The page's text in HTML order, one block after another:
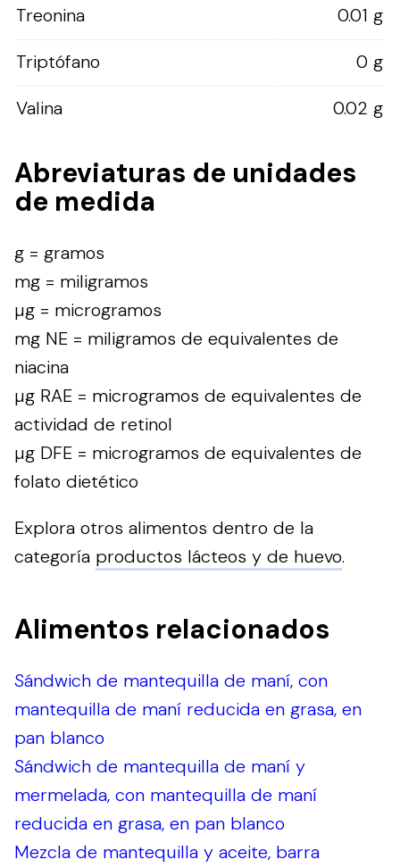
Treonina
0.01 g
Triptófano
0 g
Valina
0.02 g
Abreviaturas de unidades
de medida
g = gramos
mg = miligramos
µg = microgramos
mg NE = miligramos de equivalentes de
niacina
µg RAE = microgramos de equivalentes de
actividad de retinol
µg DFE = microgramos de equivalentes de
folato dietético
Explora otros alimentos dentro de la
categoría productos lácteos y de huevo.
Alimentos relacionados
Sándwich de mantequilla de maní, con
mantequilla de maní reducida en grasa, en
pan blanco
Sándwich de mantequilla de maní y
mermelada, con mantequilla de maní
reducida en grasa, en pan blanco
Mezcla de mantequilla y aceite, barra